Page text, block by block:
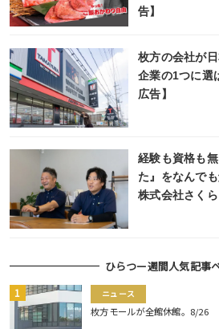
告】
枚方の会社が
企業の1つに選
広告】
経験も資格も
た』をなんで
株式会社さくら
ひらつー週間人気記事
ニュース
枚方モールが全館休館。8/26